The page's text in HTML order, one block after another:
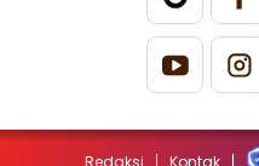
Redaksi Kontak